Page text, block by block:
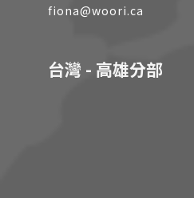
fiona@woori.ca
台灣 - 高雄分部